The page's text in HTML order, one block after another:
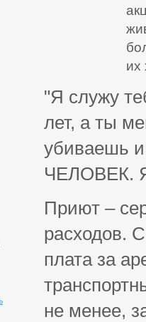
их
"Я служу
лет, а ты
убиваешь
ЧЕЛОВЕК. Я
Приют –
расходов.
плата за
не менее,